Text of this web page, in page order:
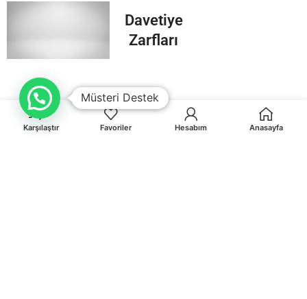
Davetiye
Zarfları
Karşılaştır Favoriler Hesabım Anasayfa
Müsteri Destek